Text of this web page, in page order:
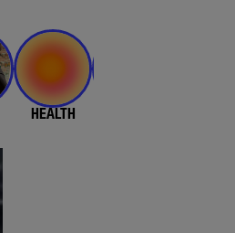
HEALTH